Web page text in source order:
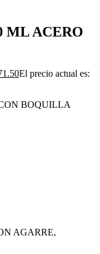
ML ACERO
El precio actual es:
BOQUILLA
AGARRE,